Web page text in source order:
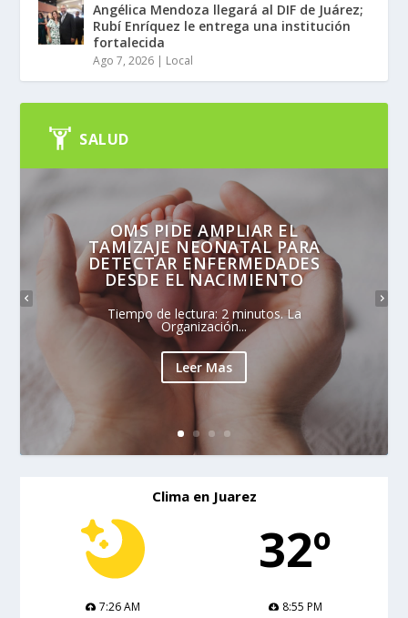
Angélica Mendoza llegará al DIF de Juárez;
Rubí Enríquez le entrega una institución
fortalecida
Ago 7, 2026 | Local
SALUD
OMS PIDE AMPLIAR EL
TAMIZAJE NEONATAL PARA
DETECTAR ENFERMEDADES
DESDE EL NACIMIENTO
Tiempo de lectura: 2 minutos. La
Organización...
Leer Mas
Clima en Juarez
32º
7:26 AM
8:55 PM